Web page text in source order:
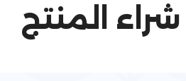
شراء المنتج